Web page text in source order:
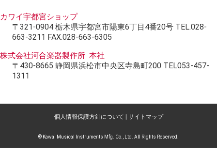
カワイ宇都宮ショップ
〒321-0904 栃木県宇都宮市陽東6丁目4番20号 TEL.028-
663-3211 FAX.028-663-6305
株式会社河合楽器製作所 本社
〒430-8665 静岡県浜松市中央区寺島町200 TEL053-457-
1311
個人情報保護方針について サイトマップ
© Kawai Musical Instruments Mfg. Co., Ltd. All Rights Reserved.